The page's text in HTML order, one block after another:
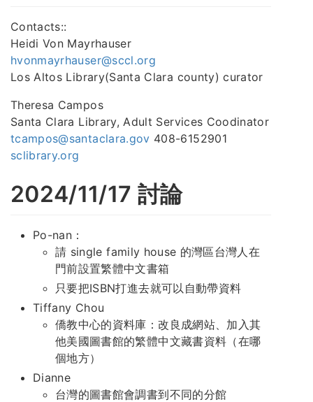
Contacts::
Heidi Von Mayrhauser
hvonmayrhauser@sccl.org
Los Altos Library(Santa Clara county) curator
Theresa Campos
Santa Clara Library, Adult Services Coodinator
tcampos@santaclara.gov 408-6152901
sclibrary.org
2024/11/17 討論
Po-nan：
請 single family house 的灣區台灣人在
門前設置繁體中文書箱
只要把ISBN打進去就可以自動帶資料
Tiffany Chou
僑教中心的資料庫：改良成網站、加入其
他美國圖書館的繁體中文藏書資料（在哪
個地方）
Dianne
台灣的圖書館會調書到不同的分館